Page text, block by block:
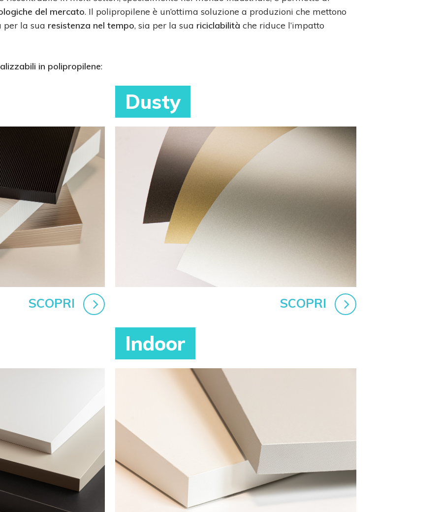
del mercato. Il polipropilene è un’ottima soluzione a produzioni che mettono
per la sua resistenza nel tempo, sia per la sua riciclabilità che riduce l’impatto
in polipropilene:
SCOPRI
Dusty
SCOPRI
Indoor